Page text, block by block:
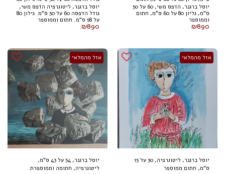
וממוספר
יוסל ברגנר, הדפס משי, 60 על 50
ס"מ, גליון 80 על 60 ס"מ, חתום
וממוספר
₪890
על 58 ס"מ. חתום וממוספר
יוסל ברגנר, ליטוגרפיה הדפס משי,
גודל הדפסה 60 על 50 ס"מ. גילון 80
על 58 ס"מ. חתום וממוספר
₪890
אזל מהמלאי
יוסל ברגנר, ליטוגרפיה, 30 על 15
ס"מ, חתום ממוספר
אזל מהמלאי
יוסל ברגנר, 54 על 43 ס"מ,
ליטוגרפיה, חתומה וממוספרת.